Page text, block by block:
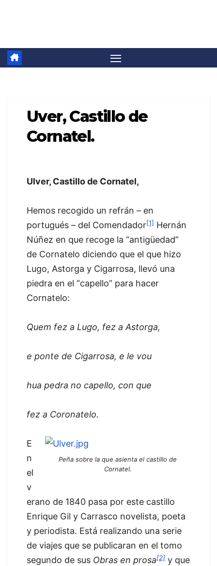
Uver, Castillo de
Cornatel.
Ulver, Castillo de Cornatel,
Hemos recogido un refrán – en
portugués – del Comendador[1] Hernán
Núñez en que recoge la “antigüedad”
de Cornatelo diciendo que el que hizo
Lugo, Astorga y Cigarrosa, llevó una
piedra en el “capello” para hacer
Cornatelo:
Quem fez a Lugo, fez a Astorga,
e ponte de Cigarrosa, e le vou
hua pedra no capello, con que
fez a Coronatelo.
Peña sobre la que asienta el castillo de
Cornatel.
E
n
el
v
erano de 1840 pasa por este castillo
Enrique Gil y Carrasco novelista, poeta
y periodista. Está realizando una serie
de viajes que se publicaran en el tomo
segundo de sus Obras en prosa[2] y que